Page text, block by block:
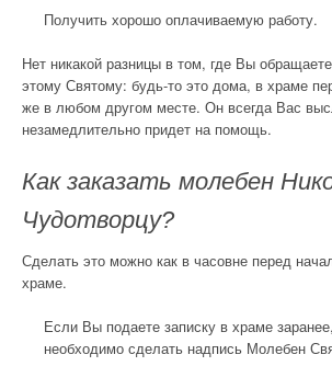
Получить хорошо оплачиваемую работу.
Нет никакой разницы в том, где Вы
этому Святому: будь-то это дома, в храме
же в любом другом месте. Он всегда Вас
незамедлительно придет на помощь.
Как заказать молебен
Чудотворцу?
Сделать это можно как в часовне перед
храме.
Если Вы подаете записку в храме
необходимо сделать надпись Молебен